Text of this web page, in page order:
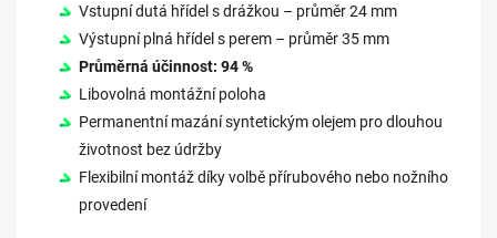
Vstupní dutá hřídel s drážkou – průměr 24 mm
Výstupní plná hřídel s perem – průměr 35 mm
Průměrná účinnost: 94 %
Libovolná montážní poloha
Permanentní mazání syntetickým olejem pro dlouhou
životnost bez údržby
Flexibilní montáž díky volbě přírubového nebo nožního
provedení